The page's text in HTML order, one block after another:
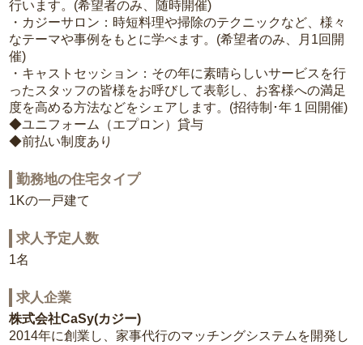
行います。(希望者のみ、随時開催)
・カジーサロン：時短料理や掃除のテクニックなど、様々
なテーマや事例をもとに学べます。(希望者のみ、月1回開
催)
・キャストセッション：その年に素晴らしいサービスを行
ったスタッフの皆様をお呼びして表彰し、お客様への満足
度を高める方法などをシェアします。(招待制･年１回開催)
◆ユニフォーム（エプロン）貸与
◆前払い制度あり
勤務地の住宅タイプ
1Kの一戸建て
求人予定人数
1名
求人企業
株式会社CaSy(カジー)
2014年に創業し、家事代行のマッチングシステムを開発し